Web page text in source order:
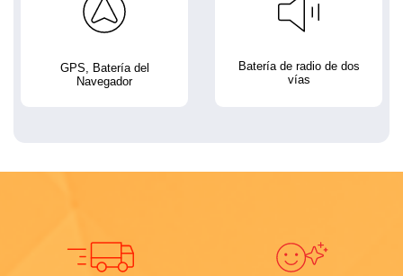
GPS, Batería del
Navegador
Batería de radio de dos
vías